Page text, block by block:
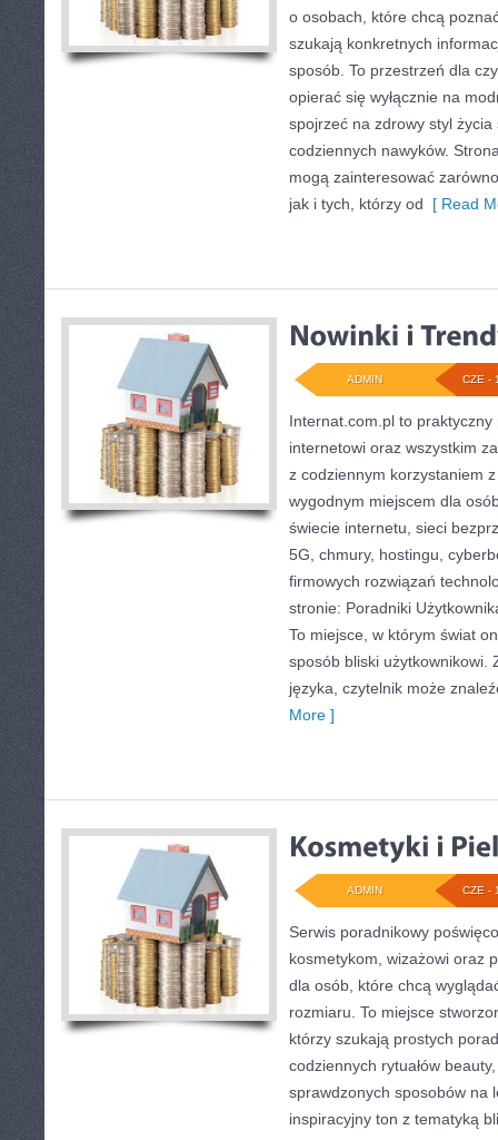
o osobach, które chcą
szukają konkretnych
sposób. To przestrzeń dla
opierać się wyłącznie na
spojrzeć na zdrowy styl
codziennych nawyków.
mogą zainteresować
jak i tych, którzy od [ Read
CZE -
ADMIN
Internat.com.pl to
internetowi oraz wszystkim
z codziennym korzystaniem
wygodnym miejscem dla
świecie internetu, sieci
5G, chmury, hostingu,
firmowych rozwiązań
stronie: Poradniki
To miejsce, w którym świat
sposób bliski użytkownikowi.
języka, czytelnik może
More ]
CZE -
ADMIN
Serwis poradnikowy
kosmetykom, wizażowi oraz
dla osób, które chcą
rozmiaru. To miejsce
którzy szukają prostych
codziennych rytuałów
sprawdzonych sposobów na
inspiracyjny ton z tematyką